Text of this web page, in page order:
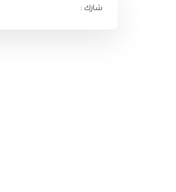
شارك :